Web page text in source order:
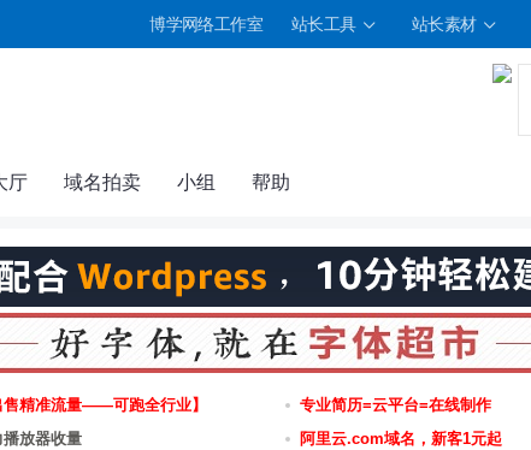
博学网络工作室 站长工具 站长素材
厅 域名拍卖 小组 帮助
售精准流量——可跑全行业】
播放器收量
专业简历=云平台=在线制作
阿里云.com域名，新客1元起